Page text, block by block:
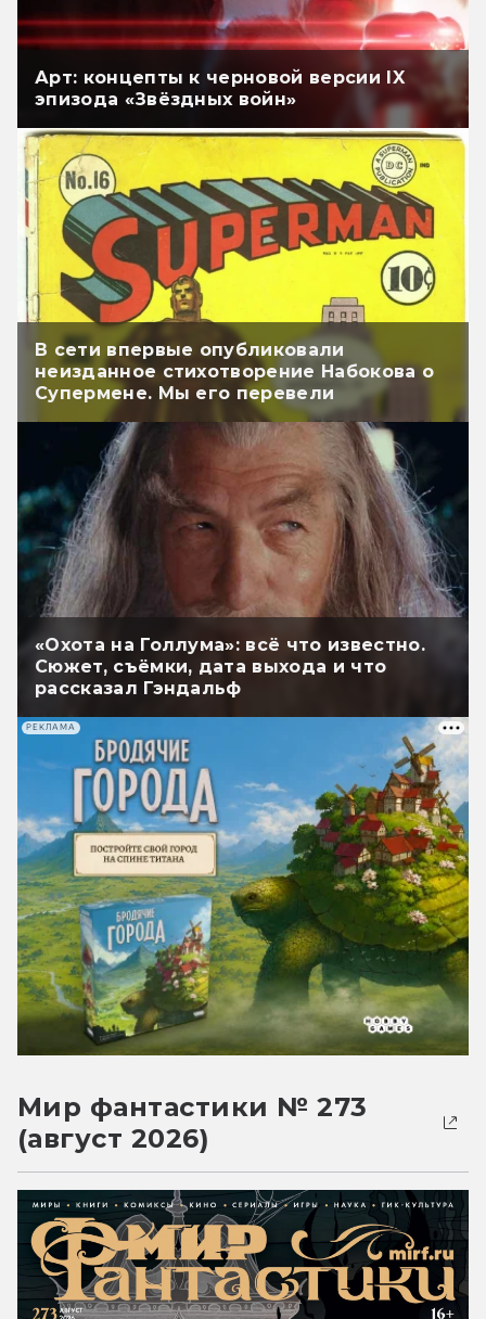
Арт: концепты к черновой версии IX
эпизода «Звёздных войн»
В сети впервые опубликовали
неизданное стихотворение Набокова о
Супермене. Мы его перевели
«Охота на Голлума»: всё что известно.
Сюжет, съёмки, дата выхода и что
рассказал Гэндальф
РЕКЛАМА
Мир фантастики № 273
(август 2026)